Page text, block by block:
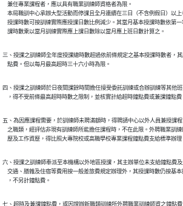
    兼任專業課程者，應以具有職業訓練師資格者為限。
本局職訓中心承辦大型活動而停課且全月連續在三日（不含例假日）以
授課時數可按訓練實際應授課日數比例減少。其當月基本授課時數依第
    課時數乘以當月訓練實際應上課日數除以當月應上班日數計算之。
三、授課之訓練師全年度授課總時數超過依前條規定之基本授課時數者，
    點費。但以每月最高超時三十六小時為限。
四、授課之訓練師於日夜間課餘時間擔任接受委託訓練或合辦訓練等其他
，得不受前條最高超時時數之限制，並核實計給超時鐘點費或兼課鐘點費
五、為因應課程需要，於訓練師未聘滿額時，得聘請中心以外人員兼授課
之職類，經評估非現有訓練師所能擔任課程時，不在此限。外聘職業訓
歷及工作資歷，得比照大專院校或高職學校專業課程鐘點費支給標準辦理
六、授課之訓練師奉派至本機構以外地區授課，其主辦單位未支給鐘點費
交通、膳雜及住宿等費用按一般差旅費規定辦理外，其授課時數仍按基
    ，不另計鐘點費。
七、超時及兼課鐘點費，或因增辦新職類訓練所外聘職業訓練師資之鐘點